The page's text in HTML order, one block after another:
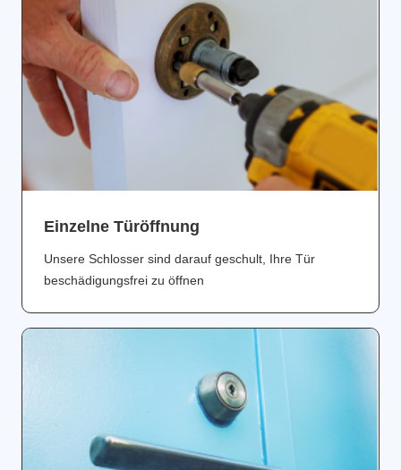
Einzelne Türöffnung
Unsere Schlosser sind darauf geschult, Ihre Tür
beschädigungsfrei zu öffnen